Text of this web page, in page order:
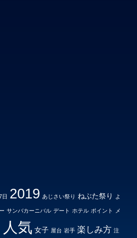
日 2019 あじさい祭り ねぶた祭り よ
サンバカーニバル デート ホテル ポイント メ
人気 女子 屋台 岩手 楽しみ方 注